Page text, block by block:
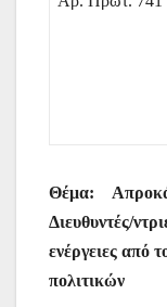
Θέμα:
Διευθυντές/
ενέργειες από
πολιτικών